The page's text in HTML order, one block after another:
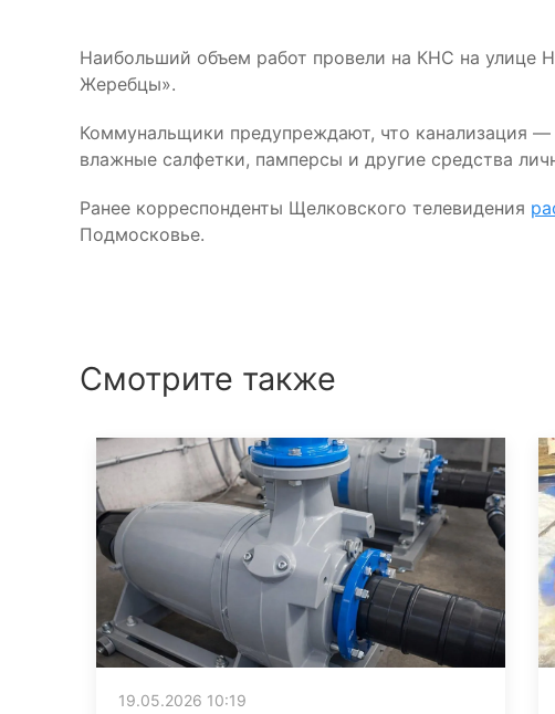
Наибольший объем работ провели на КНС на улице
Жеребцы».
Коммунальщики предупреждают, что канализация —
влажные салфетки, памперсы и другие средства
Ранее корреспонденты Щелковского телевидения
Подмосковье.
Смотрите также
19.05.2026 10:19